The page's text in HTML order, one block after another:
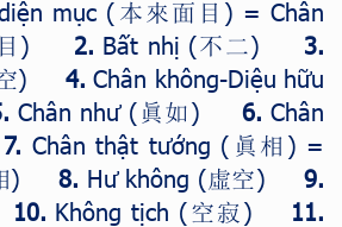
mục ( 本來面目 ) = Chân
) 2. Bất nhị (不二) 3.
) 4. Chân không-Diệu hữu
Chân như ( 眞如 ) 6. Chân
7. Chân thật tướng ( 眞相 ) =
)8. Hư không (虛空)9.
10. Không tịch ( 空寂 ) 11.